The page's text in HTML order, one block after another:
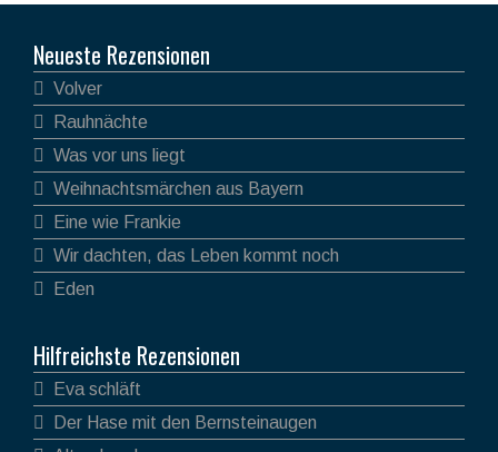
Neueste Rezensionen
Volver
Rauhnächte
Was vor uns liegt
Weihnachtsmärchen aus Bayern
Eine wie Frankie
Wir dachten, das Leben kommt noch
Eden
Hilfreichste Rezensionen
Eva schläft
Der Hase mit den Bernsteinaugen